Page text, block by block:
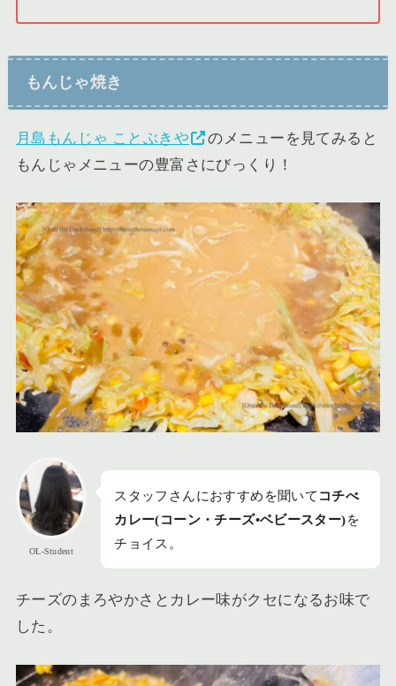
もんじゃ焼き
月島もんじゃ ことぶきや
のメニューを見てみると
もんじゃメニューの豊富さにびっくり！
OL-Student
スタッフさんにおすすめを聞いて コチべ
カレー(コーン・チーズ•ベビースター)を
チョイス。
チーズのまろやかさとカレー味がクセになるお味で
した。